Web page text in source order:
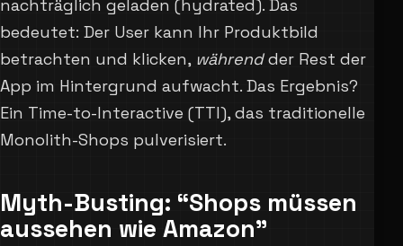
nachträglich geladen (hydrated). Das
bedeutet: Der User kann Ihr Produktbild
betrachten und klicken, währendder Rest der
App im Hintergrund aufwacht. Das Ergebnis?
Ein Time-to-Interactive (TTI), das traditionelle
Monolith-Shops pulverisiert.
Myth-Busting: “Shops müssen
aussehen wie Amazon”